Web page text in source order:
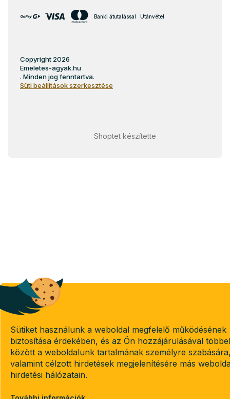
Sütiket használunk a weboldal megfelelő működésének
biztosítása érdekében, és az Ön hozzájárulásával
között a weboldalunk tartalmának személyre
valamint célzott hirdetések megjelenítésére más
hirdetési hálózatain.
Banki átutalással Utánvétel
Shoptet készítette
Copyright 2026
Emeletes-agyak.hu
. Minden jog fenntartva.
Süti beállítások szerkesztése